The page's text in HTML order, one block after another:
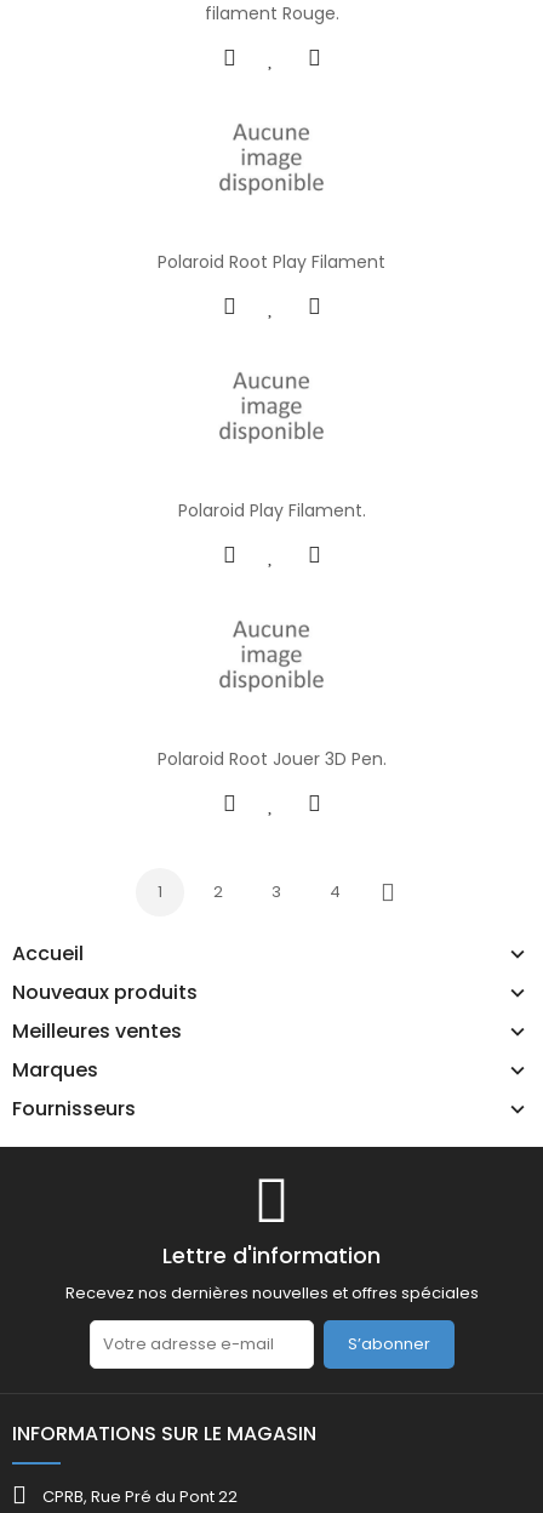
Accueil
Nouveaux produits
Meilleures ventes
Marques
Fournisseurs
filament Rouge.
Polaroid Root Play Filament
Polaroid Play Filament.
Polaroid Root Jouer 3D Pen.
1 2 3 4
Suivant
Lettre d'information
Recevez nos dernières nouvelles et offres spéciales
S’abonner
INFORMATIONS SUR LE MAGASIN
CPRB, Rue Pré du Pont 22